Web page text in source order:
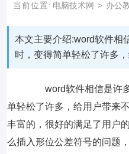
当前位置: 电脑技术网 > 办公
本文主要介绍:word软件相
时，变得简单轻松了许多
word软件相信是许多
单轻松了许多，给用户带来
丰富的，很好的满足了用户
么插入形位公差符号的问题